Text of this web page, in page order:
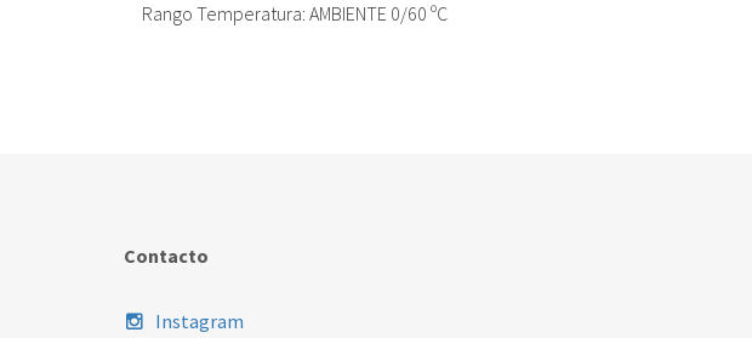
Rango Temperatura: AMBIENTE 0/60 ºC
Contacto
Instagram